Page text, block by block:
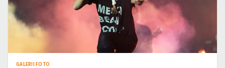
GALERII FOTO